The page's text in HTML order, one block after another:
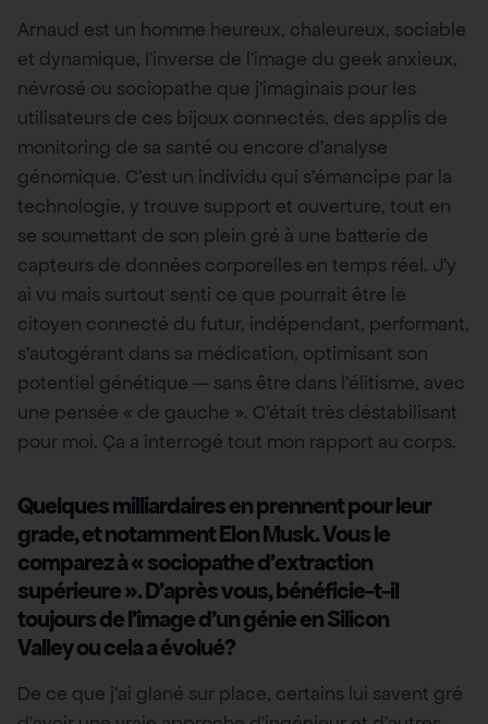
Arnaud est un homme heureux, chaleureux, sociable
et dynamique, l’inverse de l’image du geek anxieux,
névrosé ou sociopathe que j’imaginais pour les
utilisateurs de ces bijoux connectés, des applis de
monitoring de sa santé ou encore d’analyse
génomique. C’est un individu qui s’émancipe par la
technologie, y trouve support et ouverture, tout en
se soumettant de son plein gré à une batterie de
capteurs de données corporelles en temps réel. J’y
ai vu mais surtout senti ce que pourrait être le
citoyen connecté du futur, indépendant, performant,
s’autogérant dans sa médication, optimisant son
potentiel génétique — sans être dans l’élitisme, avec
une pensée « de gauche ». C’était très déstabilisant
pour moi. Ça a interrogé tout mon rapport au corps.
Quelques milliardaires en prennent pour leur
grade, et notamment Elon Musk. Vous le
comparez à « sociopathe d’extraction
supérieure ». D’après vous, bénéficie-t-il
toujours de l’image d’un génie en Silicon
Valley ou cela a évolué?
De ce que j’ai glané sur place, certains lui savent gré